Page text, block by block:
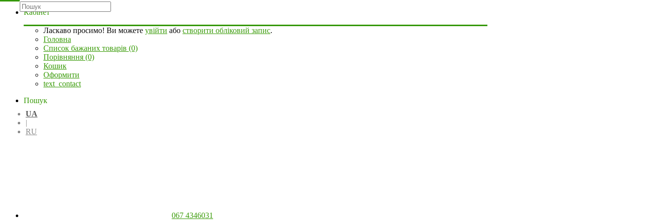
Кабінет
Ласкаво просимо! Ви можете увійти або створити обліковий запис.
Головна
Список бажаних товарів (0)
Порівняння (0)
Кошик
Оформити
text_contact
Пошук
UA
|
RU
067 4346031